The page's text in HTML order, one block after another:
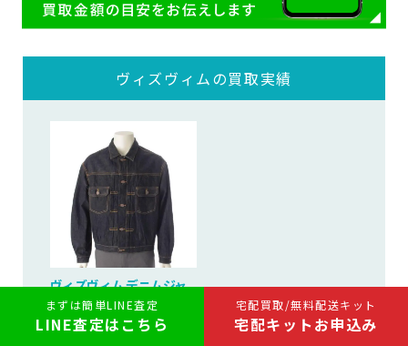
宅配買取/無料配送キット
宅配キットお申込み
まずは簡単LINE査定
LINE査定はこちら
ヴィズヴィムの買取実績
ヴィズヴィム デニムジャ
ケット...